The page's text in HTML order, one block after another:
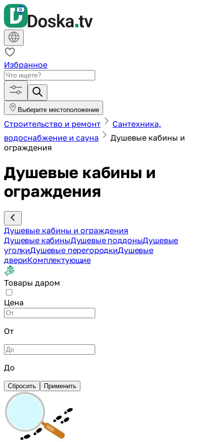
Избранное
Выберите местоположение
Строительство и ремонт
Сантехника,
водоснабжение и сауна
Душевые кабины и
ограждения
Душевые кабины и
ограждения
Душевые кабины и ограждения
Душевые кабиныДушевые поддоныДушевые
уголкиДушевые перегородкиДушевые
двериКомплектующие
Товары даром
Цена
От
До
Сбросить Применить